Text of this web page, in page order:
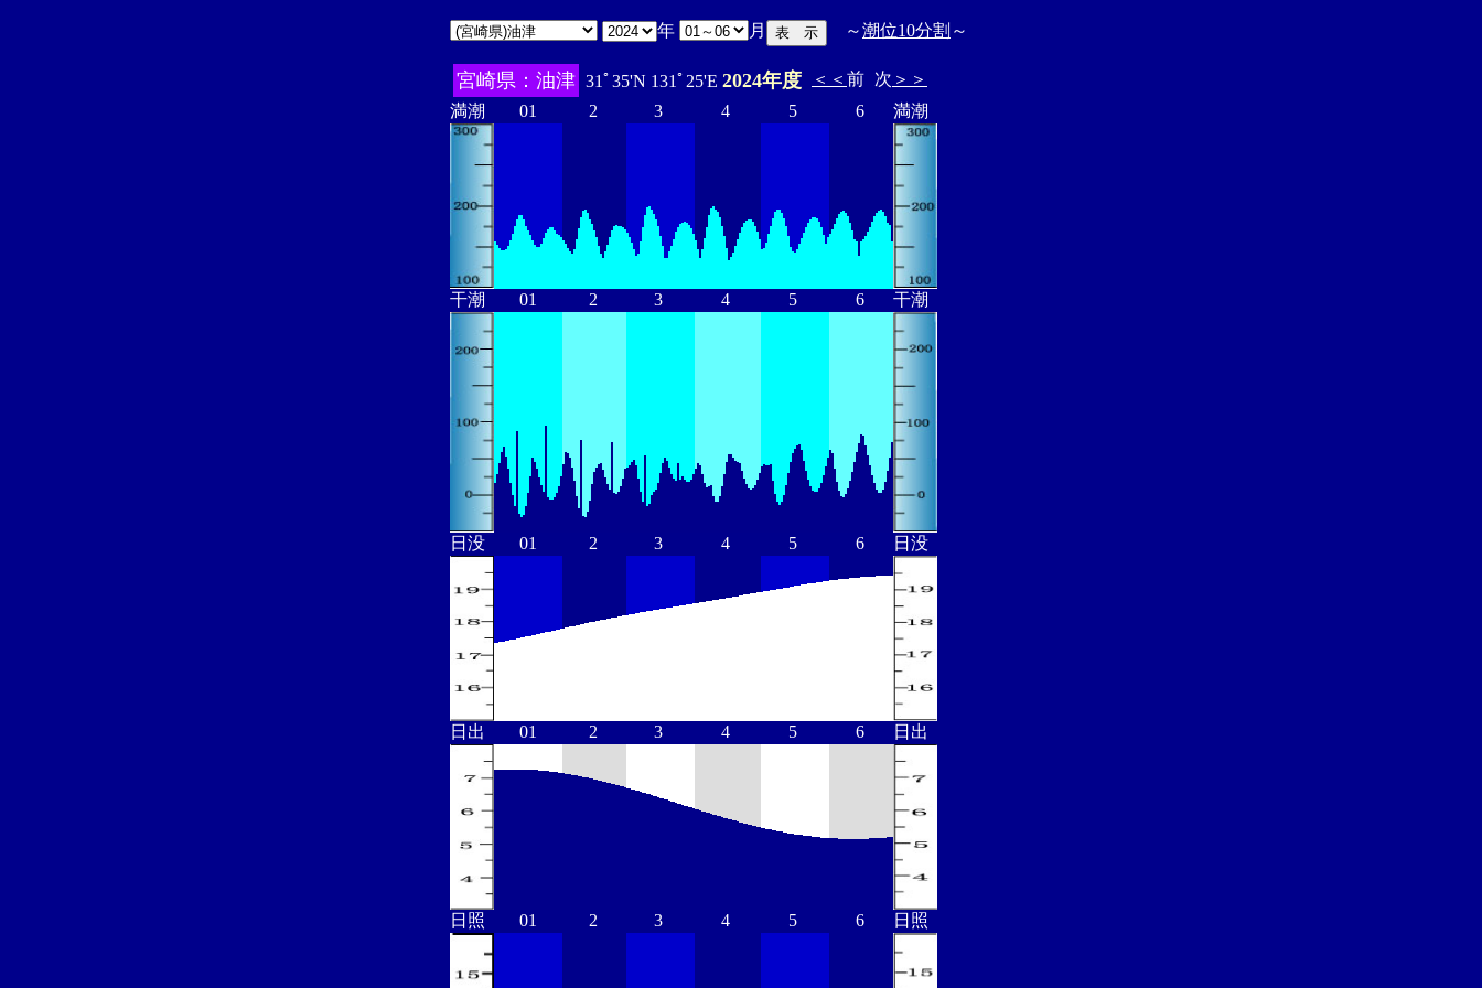
年 月 ～潮位10分割 ～
宮崎県：油津 31ﾟ35'N 131ﾟ25'E 2024年度 ＜＜ 前 次 ＞＞
満潮
01 2 3 4 5 6 満潮
干潮 01 2 3 4 5 6 干潮
日没 01 2 3 4 5 6 日没
日出 01 2 3 4 5 6 日出
日照 01 2 3 4 5 6 日照